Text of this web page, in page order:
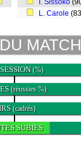
I. Sissoko
L. Carole
MATCH
(%)
(réussies %)
(cadrés)
SUBIES